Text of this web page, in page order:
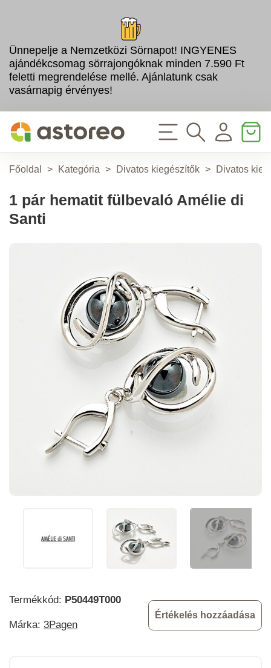
Ünnepelje a Nemzetközi Sörnapot! INGYENES
ajándékcsomag sörrajongóknak minden 7.590 Ft
feletti megrendelése mellé. Ajánlatunk csak
vasárnapig érvényes!
Főoldal > Kategória > Divatos kiegészítők > Divatos
1 pár hematit fülbevaló Amélie di
Santi
Termékkód: P50449T000
Márka: 3Pagen
Értékelés hozzáadása